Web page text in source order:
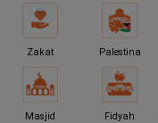
Zakat Palestina
Masjid Fidyah